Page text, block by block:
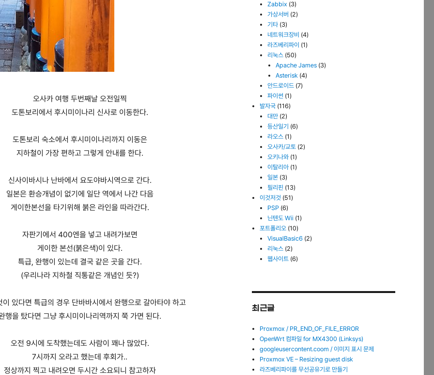
오사카 여행 두번째날 오전일찍
도톤보리에서 후시미이나리 신사로 이동한다.
도톤보리 숙소에서 후시미이나리까지 이동은
지하철이 가장 편하고 그렇게 안내를 한다.
신사이바시나 난바에서 요도야바시역으로 간다.
일본은 환승개념이 없기에 일단 역에서 나간 다음
게이한본선을 타기위해 붉은 라인을 따라간다.
자판기에서 400엔을 넣고 내려가보면
게이한 본선(붉은색)이 있다.
특급, 완행이 있는데 결국 같은 곳을 간다.
(우리나라 지하철 직통같은 개념인 듯?)
이 있다면 특급의 경우 단바바시에서 완행으로 갈아타야 하고
행을 탔다면 그냥 후시미이나리역까지 쭉 가면 된다.
오전 9시에 도착했는데도 사람이 꽤나 많았다.
7시까지 오라고 했는데 후회가..
정상까지 찍고 내려오면 두시간 소요되니 참고하자
Zabbix (3)
가상서버 (2)
기타 (3)
네트워크장비 (4)
라즈베리파이 (1)
리눅스 (50)
Apache James(3)
Asterisk(4)
안드로이드 (7)
파이썬 (1)
발자국 (116)
대만 (2)
등산일기 (6)
라오스 (1)
오사카/교토 (2)
오키나와 (1)
이탈리아 (1)
일본 (3)
필리핀 (13)
이것저것 (51)
PSP (6)
닌텐도 Wii (1)
포트폴리오 (10)
VisualBasic6 (2)
리눅스 (2)
웹사이트 (6)
최근글
Proxmox / PR_END_OF_FILE_ERROR
OpenWrt 컴파일 for MX4300 (Linksys)
googleusercontent.coom / 이미지 표시 문제
Proxmox VE – Resizing guest disk
라즈베리파이를 무선공유기로 만들기